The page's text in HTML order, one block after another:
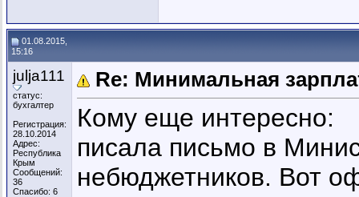
01.08.2015,
15:16
julja111
статус:
бухгалтер
Регистрация:
28.10.2014
Адрес:
Республика
Крым
Сообщений:
36
Спасибо: 6
Re: Минимальная
Кому еще интересно:
писала письмо в
небюджетников. Вот